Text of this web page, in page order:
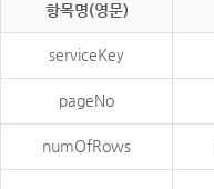
항목명(영문)
serviceKey
pageNo
numOfRows